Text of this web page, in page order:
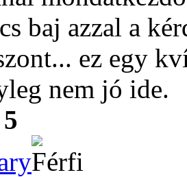
baj azzal a
ez egy
nem jó ide.
5